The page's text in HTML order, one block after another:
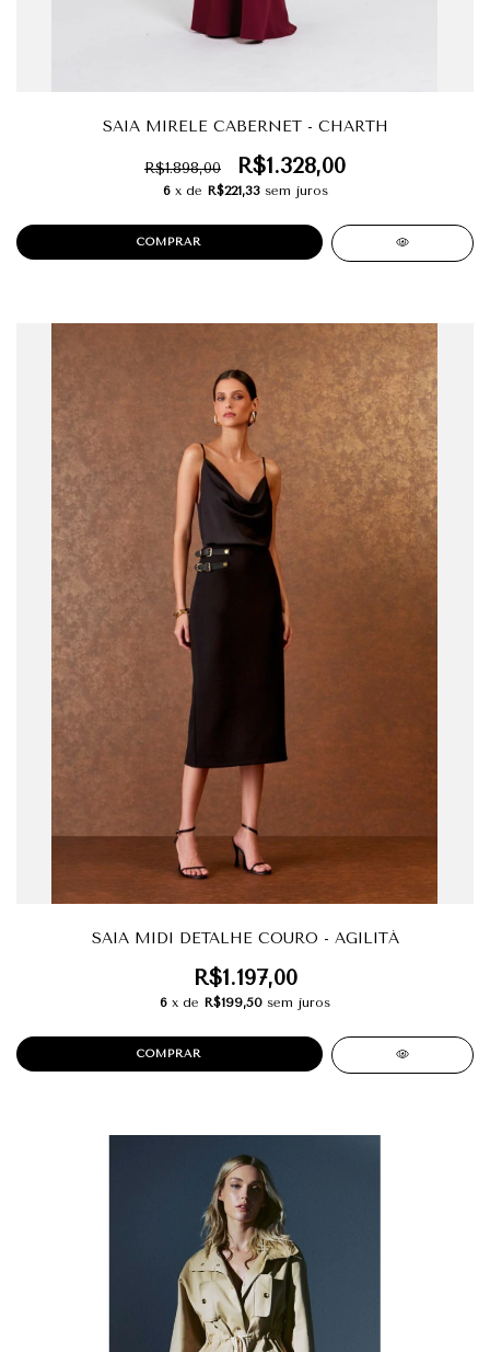
SAIA MIRELE CABERNET - CHARTH
R$1.898,00 R$1.328,00
6 x de R$221,33 sem juros
COMPRAR
SAIA MIDI DETALHE COURO - AGILITÁ
R$1.197,00
6 x de R$199,50 sem juros
COMPRAR